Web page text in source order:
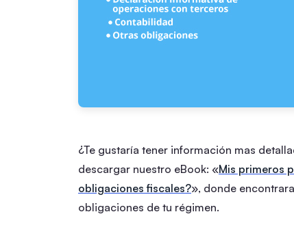
¿Te gustaría tener información mas
descargar nuestro eBook: «Mis primeros
obligaciones fiscales?», donde
obligaciones de tu régimen.